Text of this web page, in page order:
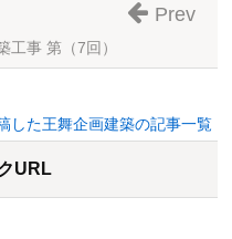
工事 第（7回）
Prev
した王舞企画建築の記事一覧
URL